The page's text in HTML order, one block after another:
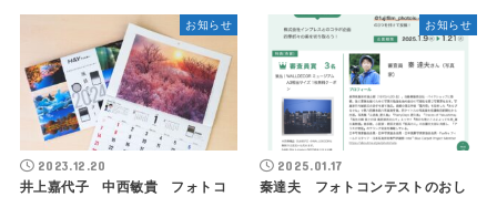
お知らせ
2023.12.20
井上嘉代子 中西敏貴 フォトコ
お知らせ
2025.01.17
秦達夫 フォトコンテストのおし